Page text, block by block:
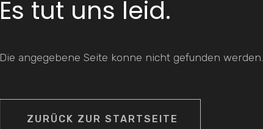
Es tut uns leid.
Die angegebene Seite konne nicht gefunden werden.
ZURÜCK ZUR STARTSEITE